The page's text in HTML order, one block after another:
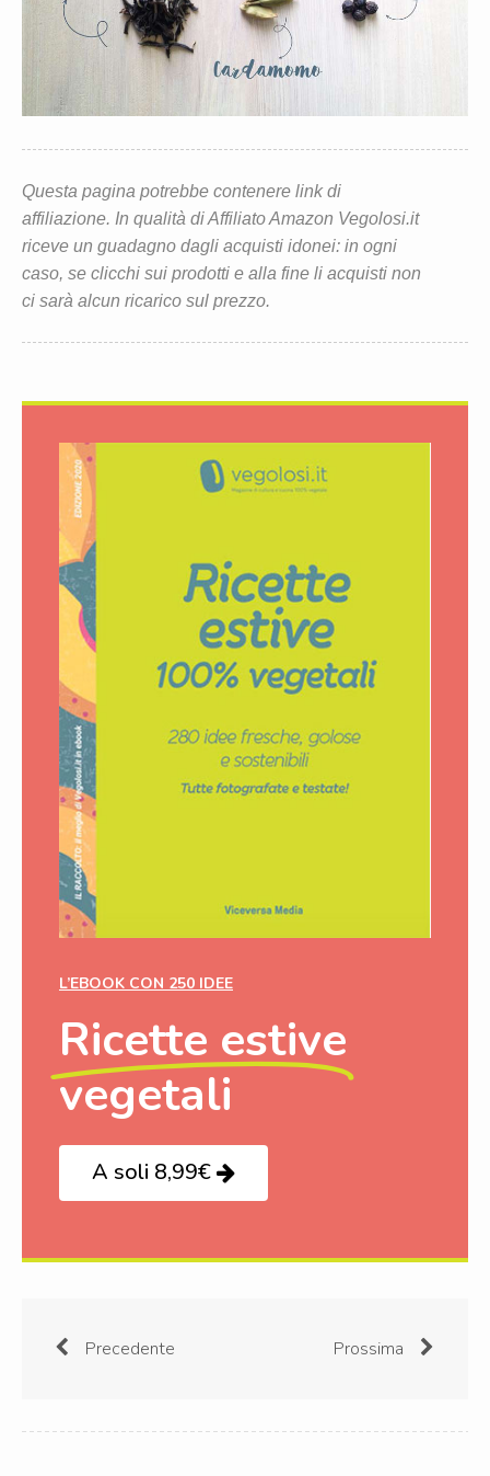
Questa pagina potrebbe contenere link di
affiliazione. In qualità di Affiliato Amazon Vegolosi.it
riceve un guadagno dagli acquisti idonei: in ogni
caso, se clicchi sui prodotti e alla fine li acquisti non
ci sarà alcun ricarico sul prezzo.
L’EBOOK CON 250 IDEE
Ricette estive
vegetali
A soli 8,99€
Precedente Prossima